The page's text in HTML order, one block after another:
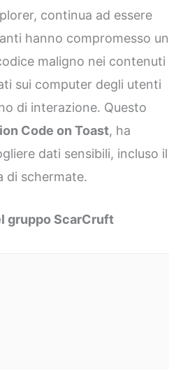
continua ad essere
hanno compromesso un
maligno nei contenuti
sui computer degli utenti
di interazione. Questo
Code on Toast, ha
dati sensibili, incluso il
di schermate.
gruppo ScarCruft